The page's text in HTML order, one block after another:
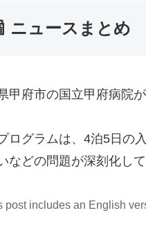
ニュースまとめ
甲府市の国立甲府病院
ログラムは、4泊5日の
などの問題が深刻化し
post includes an English